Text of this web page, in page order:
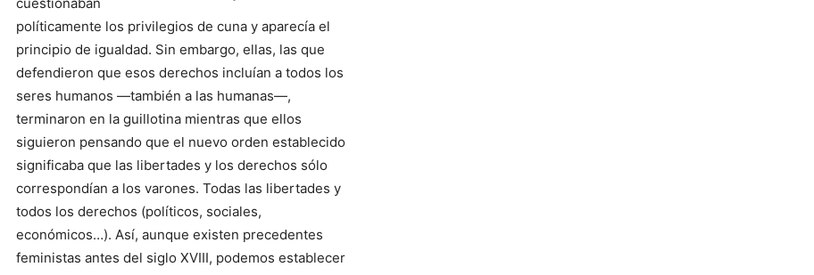
políticamente los privilegios de cuna y aparecía el
principio de igualdad. Sin embargo, ellas, las que
defendieron que esos derechos incluían a todos los
seres humanos —también a las humanas—,
terminaron en la guillotina mientras que ellos
siguieron pensando que el nuevo orden establecido
significaba que las libertades y los derechos sólo
correspondían a los varones. Todas las libertades y
todos los derechos (políticos, sociales,
económicos…). Así, aunque existen precedentes
feministas antes del siglo XVIII, podemos establecer